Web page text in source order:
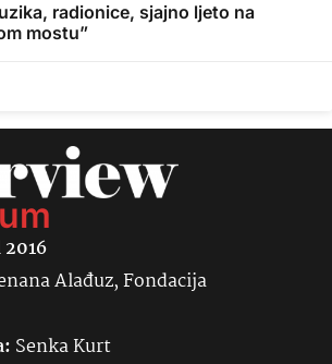
radionice, sjajno ljeto na
mostu”
Alađuz, Fondacija
SenkaKurt